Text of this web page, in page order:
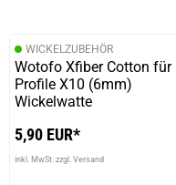
WICKELZUBEHÖR
Wotofo Xfiber Cotton für
Profile X10 (6mm)
Wickelwatte
5,90 EUR*
inkl. MwSt. zzgl. Versand